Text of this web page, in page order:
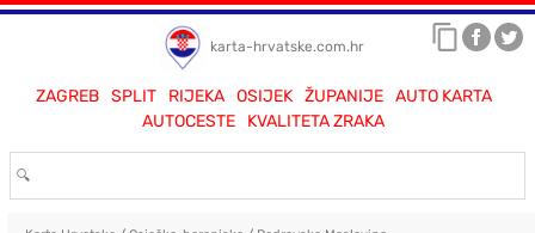
karta-hrvatske.com.hr
ZAGREB SPLIT RIJEKA OSIJEK ŽUPANIJE
AUTO KARTA
AUTOCESTE
KVALITETA ZRAKA